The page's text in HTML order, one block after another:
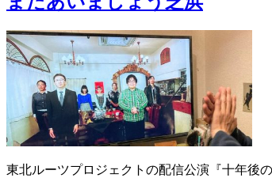
東北ルーツプロジェクトの配信公演『十年後